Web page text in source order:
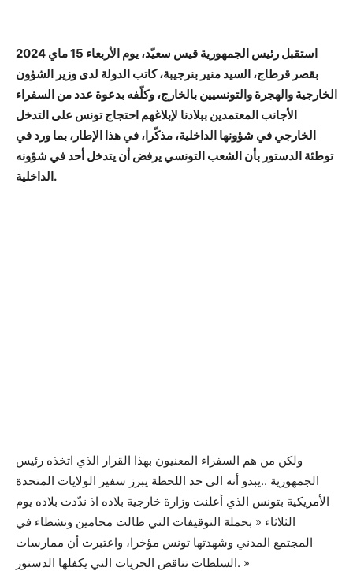
استقبل رئيس الجمهورية قيس سعيّد، يوم الأربعاء 15 ماي 2024
بقصر قرطاج، السيد منير بنرجيبة، كاتب الدولة لدى وزير الشؤون
الخارجية والهجرة والتونسيين بالخارج، وكلّفه بدعوة عدد من السفراء
الأجانب المعتمدين ببلادنا لإبلاغهم احتجاج تونس على التدخل
الخارجي في شؤونها الداخلية، مذكّرا، في هذا الإطار، بما ورد في
توطئة الدستور بأن الشعب التونسي يرفض أن يتدخل أحد في شؤونه
الداخلية.
ولكن من هم السفراء المعنيون بهذا القرار الذي اتخذه رئيس
الجمهورية ..يبدو أنه الى حد اللحظة يبرز سفير الولايات المتحدة
الأمريكية بتونس الذي أعلنت وزارة خارجية بلاده اذ ندّدت بلاده يوم
الثلاثاء « بحملة التوقيفات التي طالت محامين ونشطاء في
المجتمع المدني وشهدتها تونس مؤخرا، واعتبرت أن ممارسات
السلطات تناقض الحريات التي يكفلها الدستور. »